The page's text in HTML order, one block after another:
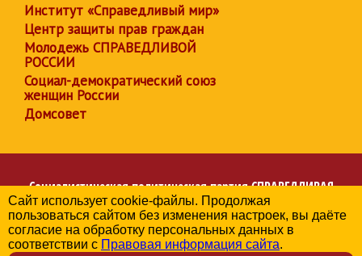
Институт «Справедливый мир»
Центр защиты прав граждан
Молодежь СПРАВЕДЛИВОЙ
РОССИИ
Социал-демократический союз
женщин России
Домсовет
Социалистическая политическая партияСПРАВЕДЛИВАЯ
РОССИЯ
Региональное отделение партии в Амурской области
© 2006-2026
Сайт использует cookie-файлы. Продолжая
пользоваться сайтом без изменения настроек, вы даёте
согласие на обработку персональных данных в
соответствии с Правовая информация сайта.